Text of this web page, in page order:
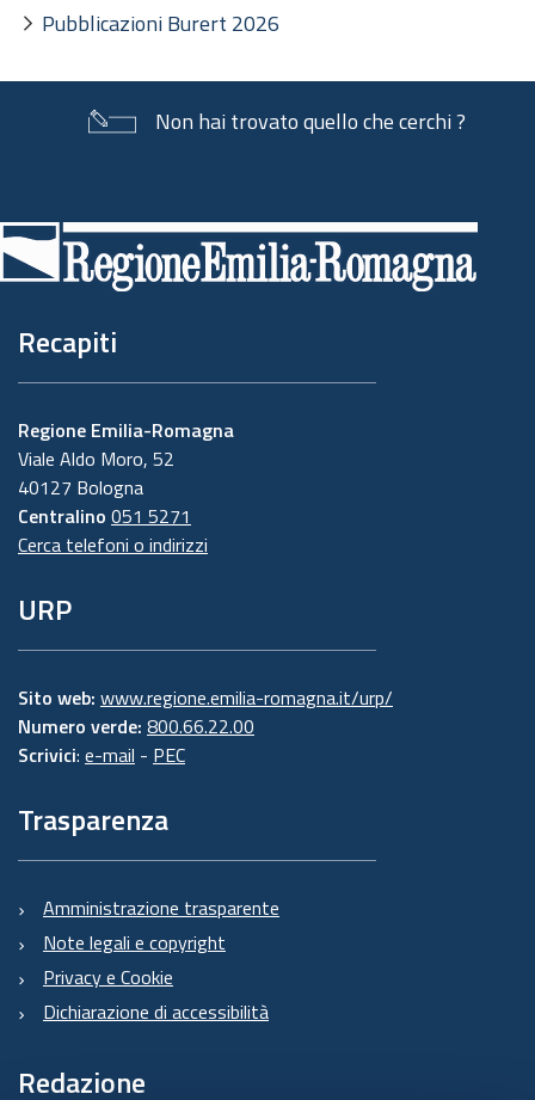
Pubblicazioni Burert 2026
Non hai trovato quello che cerchi ?
di
pagina
Recapiti
Regione Emilia-Romagna
Viale Aldo Moro, 52
40127 Bologna
Centralino 051 5271
Cerca telefoni o indirizzi
URP
Sito web: www.regione.emilia-romagna.it/urp/
Numero verde: 800.66.22.00
Scrivici: e-mail - PEC
Trasparenza
Amministrazione trasparente
Note legali e copyright
Privacy e Cookie
Dichiarazione di accessibilità
Redazione